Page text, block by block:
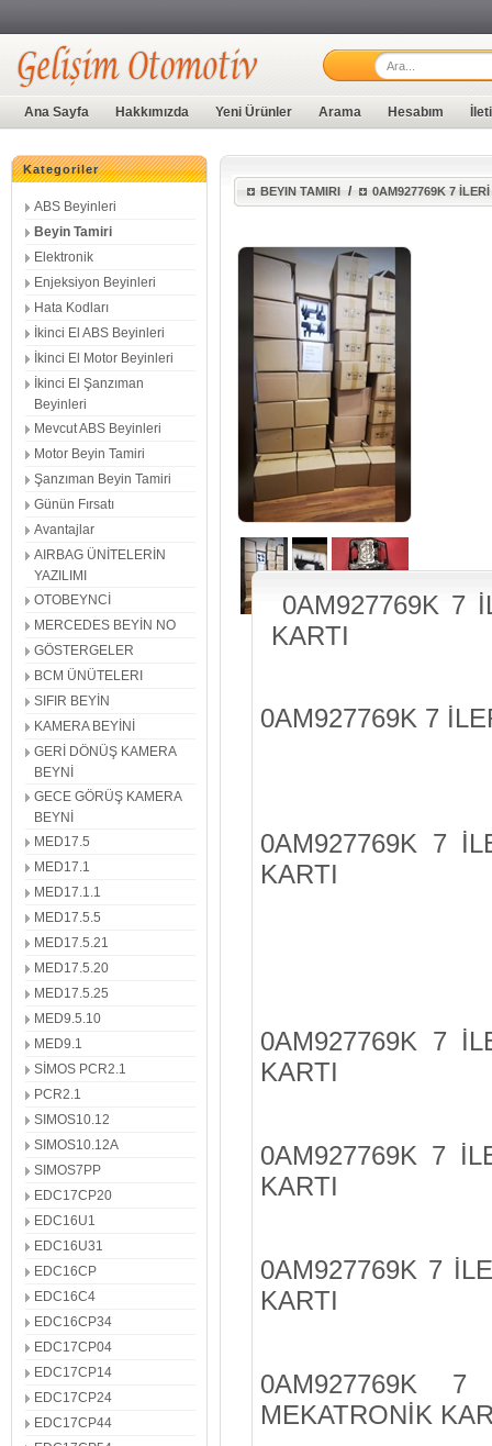
Ana Sayfa Hakkımızda Yeni Ürünler Arama Hesabım
Kategoriler
ABS Beyinleri
Beyin Tamiri
Elektronik
Enjeksiyon Beyinleri
Hata Kodları
İkinci El ABS Beyinleri
İkinci El Motor Beyinleri
İkinci El Şanzıman
Beyinleri
Mevcut ABS Beyinleri
Motor Beyin Tamiri
Şanzıman Beyin Tamiri
Günün Fırsatı
Avantajlar
AIRBAG ÜNİTELERİN
YAZILIMI
OTOBEYNCİ
MERCEDES BEYİN NO
GÖSTERGELER
BCM ÜNÜTELERI
SIFIR BEYİN
KAMERA BEYİNİ
GERİ DÖNÜŞ KAMERA
BEYNİ
GECE GÖRÜŞ KAMERA
BEYNİ
MED17.5
MED17.1
MED17.1.1
MED17.5.5
MED17.5.21
MED17.5.20
MED17.5.25
MED9.5.10
MED9.1
SİMOS PCR2.1
PCR2.1
SIMOS10.12
SIMOS10.12A
SIMOS7PP
EDC17CP20
EDC16U1
EDC16U31
EDC16CP
EDC16C4
EDC16CP34
EDC17CP04
EDC17CP14
EDC17CP24
EDC17CP44
BEYIN TAMIRI / 0AM927769K 7
0AM927769K 7
KARTI
0AM927769K 7
0AM927769K 7
KARTI
0AM927769K 7
KARTI
0AM927769K 7
KARTI
0AM927769K 7
KARTI
0AM927769K
MEKATRONİK